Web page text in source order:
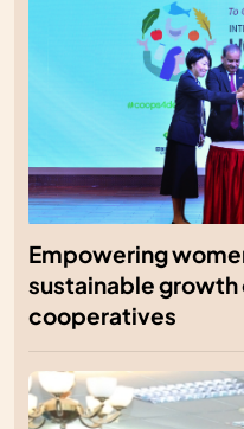
Empowering
sustainable growth
cooperatives